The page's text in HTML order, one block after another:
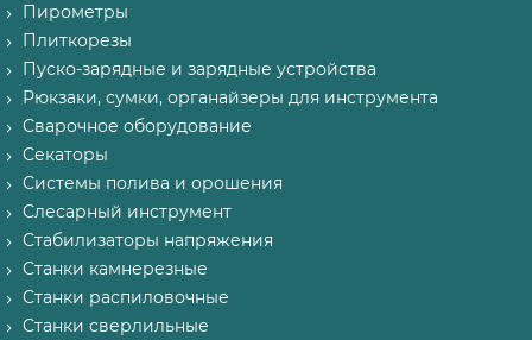
Пирометры
Плиткорезы
Пуско-зарядные и зарядные устройства
Рюкзаки, сумки, органайзеры для инструмента
Сварочное оборудование
Секаторы
Системы полива и орошения
Слесарный инструмент
Стабилизаторы напряжения
Станки камнерезные
Станки распиловочные
Станки сверлильные